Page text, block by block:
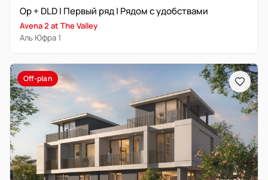
Op + DLD | Первый ряд | Рядом с удобствами
Avena 2 at The Valley
Аль Юфра 1
Off-plan